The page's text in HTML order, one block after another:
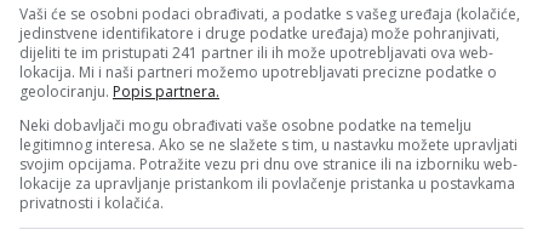
krenuli jedni prema drugima sa suprotnih strana staze
upravo ovdje.
zvaničnog otvaranja, biciklisti su već koristili stazu,
dijelili fotografije i pozivali druge da je posjete i dožive
prepoznali vrijednost ovog projekta. Nije bila potrebna
- jednostavno su sjeli na bicikle i učinili ovu priču
Instagramu i na Facebooku. Upravo je to pravi uspjeh
Vaši će se osobni podaci obrađivati, a podatke s vašeg uređaja (kolačiće,
jedinstvene identifikatore i druge podatke uređaja) može pohranjivati,
dijeliti te im pristupati 241 partner ili ih može upotrebljavati ova web-
lokacija. Mi i naši partneri možemo upotrebljavati precizne podatke o
geolociranju. Popis partnera.
Neki dobavljači mogu obrađivati vaše osobne podatke na temelju
legitimnog interesa. Ako se ne slažete s tim, u nastavku možete upravljati
svojim opcijama. Potražite vezu pri dnu ove stranice ili na izborniku web-
lokacije za upravljanje pristankom ili povlačenje pristanka u postavkama
privatnosti i kolačića.